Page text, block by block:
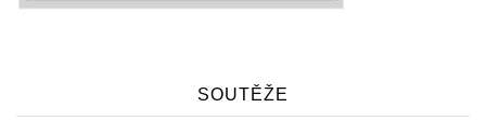
SOUTĚŽE